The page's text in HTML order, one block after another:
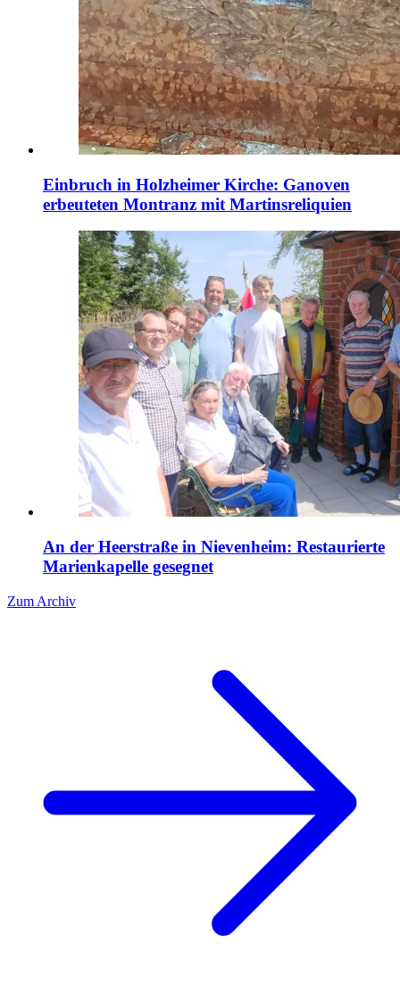
Einbruch in Holzheimer Kirche: Ganoven
erbeuteten Montranz mit Martinsreliquien
An der Heerstraße in Nievenheim: Restaurierte
Marienkapelle gesegnet
Zum Archiv